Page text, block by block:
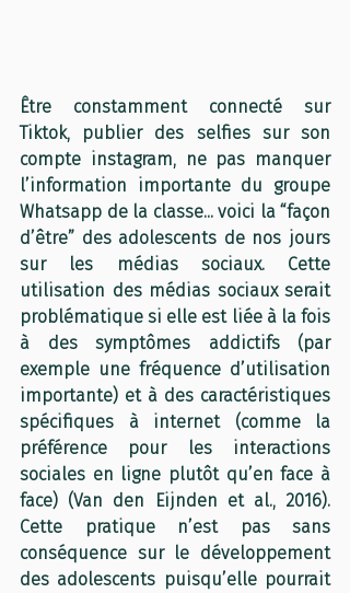
Être constamment connecté sur
Tiktok, publier des selfies sur son
compte instagram, ne pas manquer
l’information importante du groupe
Whatsapp de la classe... voici la “façon
d’être” des adolescents de nos jours
sur les médias sociaux. Cette
utilisation des médias sociaux serait
problématique si elle est liée à la fois
à des symptômes addictifs (par
exemple une fréquence d’utilisation
importante) et à des caractéristiques
spécifiques à internet (comme la
préférence pour les interactions
sociales en ligne plutôt qu’en face à
face) (Van den Eijnden et al., 2016).
Cette pratique n’est pas sans
conséquence sur le développement
des adolescents puisqu’elle pourrait